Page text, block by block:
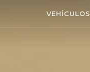
VEHÍCULOS